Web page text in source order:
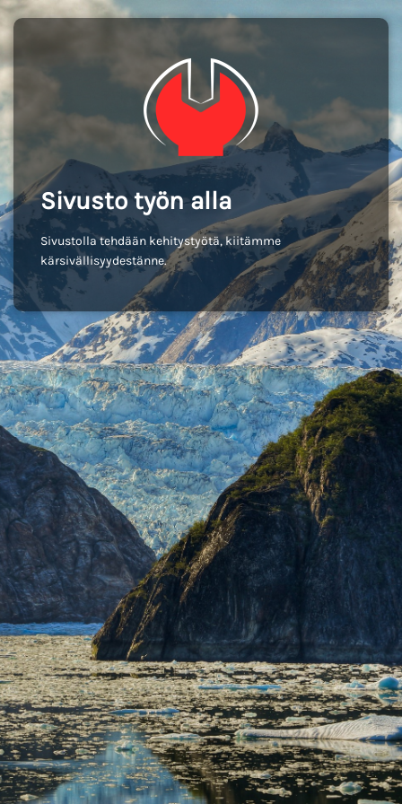
Sivusto työn alla
Sivustolla tehdään kehitystyötä, kiitämme
kärsivällisyydestänne.